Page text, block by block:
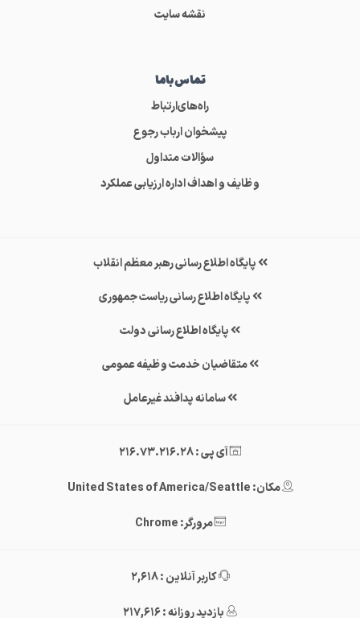
نقشه سایت
تماس‌باما
راه‌های‌ارتباط
پیشخوان ارباب رجوع
سؤالات متداول
وظایف و اهداف اداره ارزیابی عملکرد
پایگاه اطلاع رسانی رهبر معظم انقلاب
پایگاه اطلاع رسانی ریاست جمهوری
پایگاه اطلاع رسانی دولت
متقاضیان خدمت وظیفه عمومی
سامانه پدافند غیرعامل
آی پی : 216.73.216.28
مکان: United States of America/Seattle
مرورگر: Chrome
کاربر آنلاین : 2,618
بازدید روزانه : 217,616